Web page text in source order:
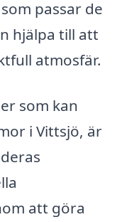
passar de
hjälpa till att
atmosfär.
som kan
i Vittsjö, är
att göra